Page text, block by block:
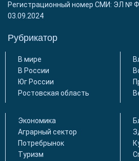
Регистрационный номер СМИ: ЭЛ №
03.09.2024
Рубрикатор
В мире
В России
Юг России
Ростовская область
Экономика
Аграрный сектор
Потребрынок
Туризм